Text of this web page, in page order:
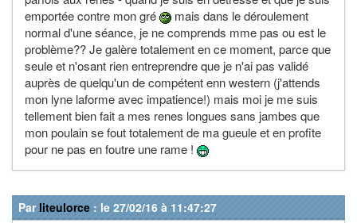
emportée contre mon gré
mais dans le déroulement
normal d'une séance, je ne comprends mme pas ou est le
problème?? Je galère totalement en ce moment, parce que
seule et n'osant rien entreprendre que je n'ai pas validé
auprès de quelqu'un de compétent enn western (j'attends
mon lyne laforme avec impatience!) mais moi je me suis
tellement bien fait a mes renes longues sans jambes que
mon poulain se fout totalement de ma gueule et en profite
pour ne pas en foutre une rame !
Par liteulorce : le 27/02/16 à 11:47:27